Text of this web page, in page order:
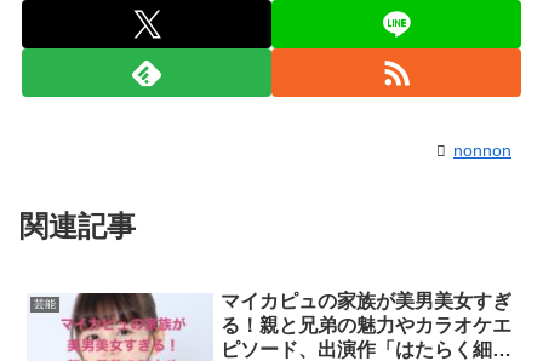
nonnon
関連記事
芸能
マイカピュの家族が美男美女すぎ
る！親と兄弟の魅力やカラオケエ
ピソード、出演作「はたらく細